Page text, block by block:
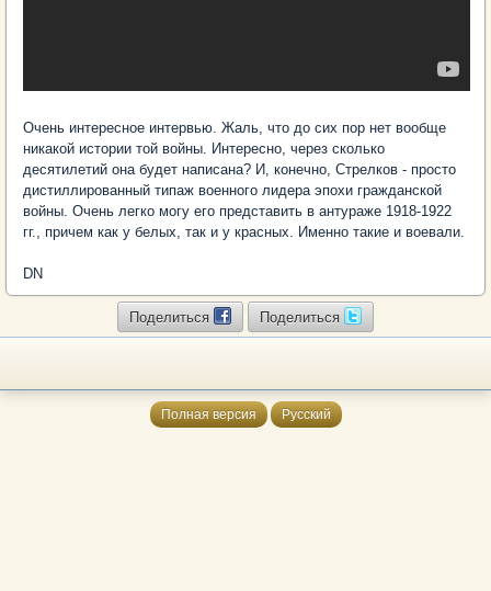
Очень интересное интервью. Жаль, что до сих пор нет вообще
никакой истории той войны. Интересно, через сколько
десятилетий она будет написана? И, конечно, Стрелков - просто
дистиллированный типаж военного лидера эпохи гражданской
войны. Очень легко могу его представить в антураже 1918-1922
гг., причем как у белых, так и у красных. Именно такие и воевали.
DN
Поделиться Поделиться
Полная версия Русский